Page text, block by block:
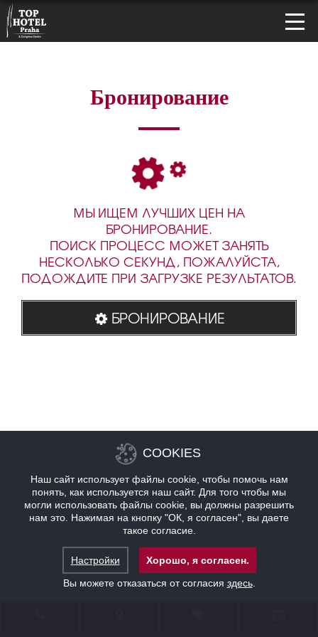
Бронирование
МЫ ИЩЕМ ЛУЧШИХ ЦЕН НА
БРОНИРОВАНИЕ.
ПОИСК ПРОЦЕСС МОЖЕТ ЗАНЯТЬ
НЕСКОЛЬКО СЕКУНД, ПОЖАЛУЙСТА,
ПОДОЖДИТЕ ПРИ ЗАГРУЗКЕ РЕЗУЛЬТАТОВ.
БРОНИРОВАНИЕ
COOKIES
Наш сайт использует файлы cookie, чтобы помочь нам
понять, как используется наш сайт. Для того чтобы мы
могли использовать файлы cookie, вы должны разрешить
нам это. Нажимая на кнопку "ОК, я согласен", вы даете
такое согласие.
Настройки
Хорошо, я согласен.
Вы можете отказаться от согласия здесь.